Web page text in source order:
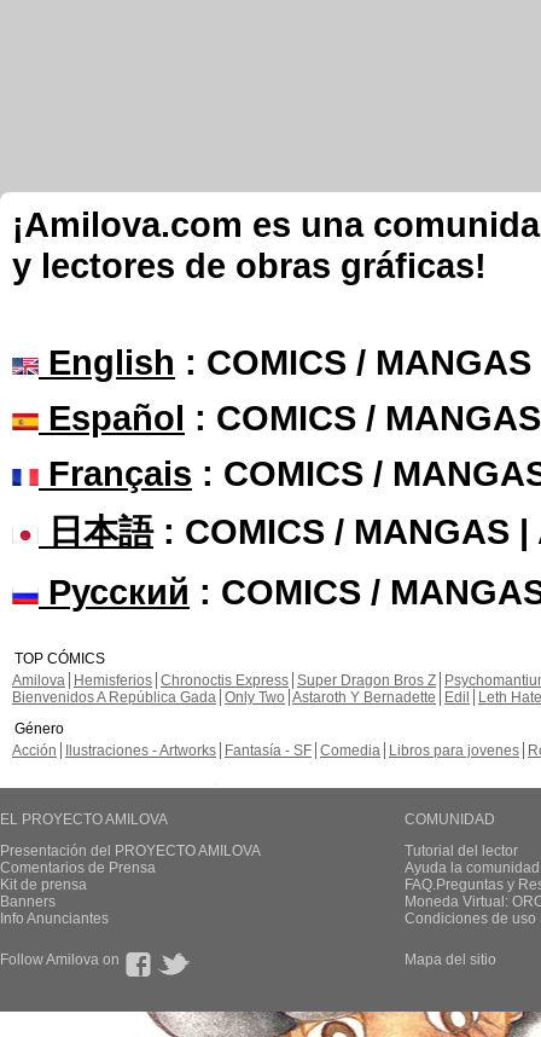
¡Amilova.com es una
y lectores de obras gráficas!
English : COMICS /
Español : COMICS /
Français : COMICS /
日本語: COMICS / MANGAS |
Русский : COMICS /
TOP CÓMICS
Amilova
Hemisferios Chronoctis Express Super Dragon Bros Z
Bienvenidos A República Gada Only Two Astaroth Y Bernadette Edil
Leth Hate
Género
Acción
Ilustraciones - Artworks Fantasía - SF Comedia Libros para jovenes
EL PROYECTO AMILOVA
Presentación del PROYECTO AMILOVA
Comentarios de Prensa
Kit de prensa
Banners
Info Anunciantes
COMUNIDAD
Tutorial del lector
Ayuda la
FAQ.Preguntas y
Moneda Virtual:
Condiciones de uso
Follow Amilova on Mapa del sitio